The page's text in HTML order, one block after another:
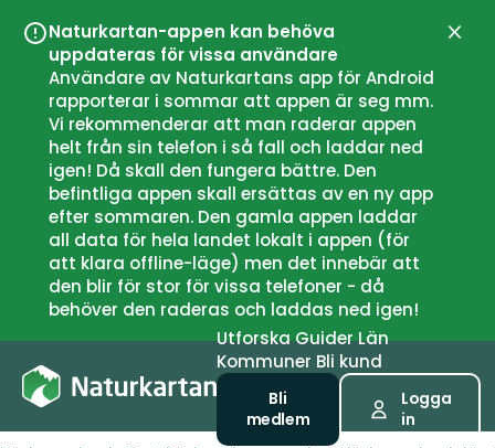
Naturkartan-appen kan behöva
uppdateras för vissa användare
Användare av Naturkartans app för Android
rapporterar i sommar att appen är seg mm.
Vi rekommenderar att man raderar appen
helt från sin telefon i så fall och laddar ned
igen! Då skall den fungera bättre. Den
befintliga appen skall ersättas av en ny app
efter sommaren. Den gamla appen laddar
all data för hela landet lokalt i appen (för
att klara offline-läge) men det innebär att
den blir för stor för vissa telefoner - då
behöver den raderas och laddas ned igen!
UtforskaGuiderLän
Kommuner Bli kund
Bli
medlem
Logga
in